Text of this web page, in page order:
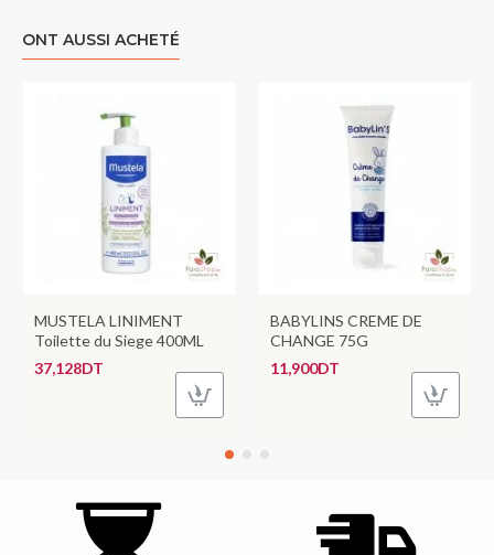
ONT AUSSI ACHETÉ
MUSTELA LINIMENT
Toilette du Siege 400ML
37,128DT
BABYLINS CREME DE
CHANGE 75G
11,900DT